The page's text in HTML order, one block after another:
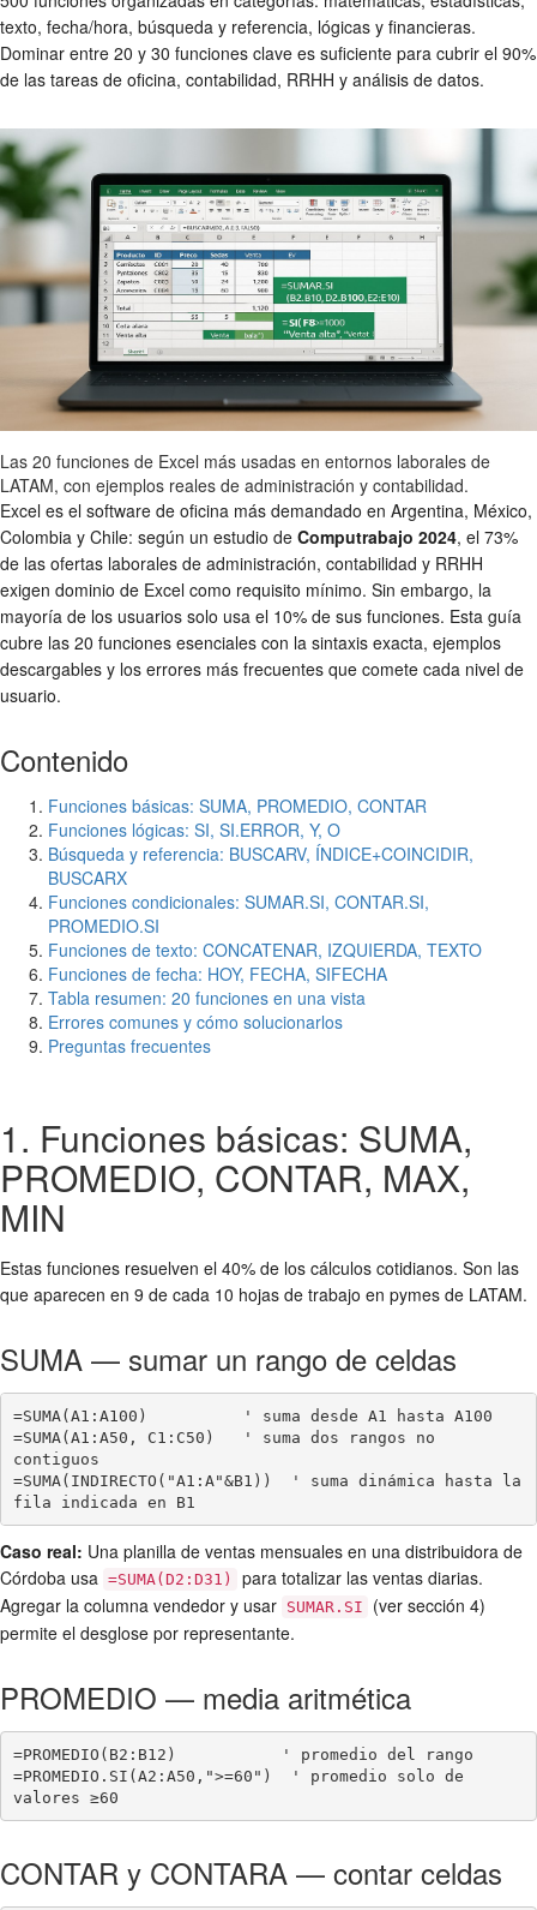
texto, fecha/hora, búsqueda y referencia, lógicas y financieras.
Dominar entre 20 y 30 funciones clave es suficiente para cubrir el 90%
de las tareas de oficina, contabilidad, RRHH y análisis de datos.
Las 20 funciones de Excel más usadas en entornos laborales de
LATAM, con ejemplos reales de administración y contabilidad.
Excel es el software de oficina más demandado en Argentina, México,
Colombia y Chile: según un estudio de Computrabajo 2024, el 73%
de las ofertas laborales de administración, contabilidad y RRHH
exigen dominio de Excel como requisito mínimo. Sin embargo, la
mayoría de los usuarios solo usa el 10% de sus funciones. Esta guía
cubre las 20 funciones esenciales con la sintaxis exacta, ejemplos
descargables y los errores más frecuentes que comete cada nivel de
usuario.
Contenido
Funciones básicas: SUMA, PROMEDIO, CONTAR
Funciones lógicas: SI, SI.ERROR, Y, O
Búsqueda y referencia: BUSCARV, ÍNDICE+COINCIDIR,
BUSCARX
Funciones condicionales: SUMAR.SI, CONTAR.SI,
PROMEDIO.SI
Funciones de texto: CONCATENAR, IZQUIERDA, TEXTO
Funciones de fecha: HOY, FECHA, SIFECHA
Tabla resumen: 20 funciones en una vista
Errores comunes y cómo solucionarlos
Preguntas frecuentes
1. Funciones básicas: SUMA,
PROMEDIO, CONTAR, MAX,
MIN
Estas funciones resuelven el 40% de los cálculos cotidianos. Son las
que aparecen en 9 de cada 10 hojas de trabajo en pymes de LATAM.
SUMA — sumar un rango de celdas
=SUMA(A1:A100)          ' suma desde A1 hasta A100
=SUMA(A1:A50, C1:C50)   ' suma dos rangos no
contiguos
=SUMA(INDIRECTO("A1:A"&B1))  ' suma dinámica hasta la
fila indicada en B1
Caso real: Una planilla de ventas mensuales en una distribuidora de
Córdoba usa =SUMA(D2:D31)
para totalizar las ventas diarias.
Agregar la columna vendedor y usar SUMAR.SI
(ver sección 4)
permite el desglose por representante.
PROMEDIO — media aritmética
=PROMEDIO(B2:B12)           ' promedio del rango
=PROMEDIO.SI(A2:A50,">=60")  ' promedio solo de
valores ≥60
CONTAR y CONTARA — contar celdas